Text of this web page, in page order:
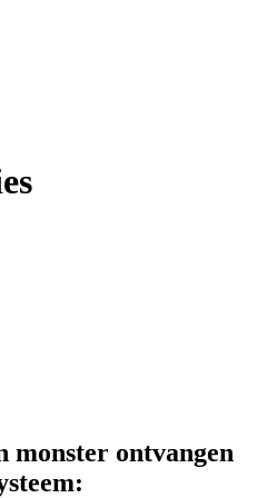
monster ontvangen